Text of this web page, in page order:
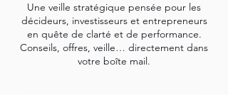
Une veille stratégique pensée pour les
décideurs, investisseurs et entrepreneurs
en quête de clarté et de performance.
Conseils, offres, veille… directement dans
votre boîte mail.